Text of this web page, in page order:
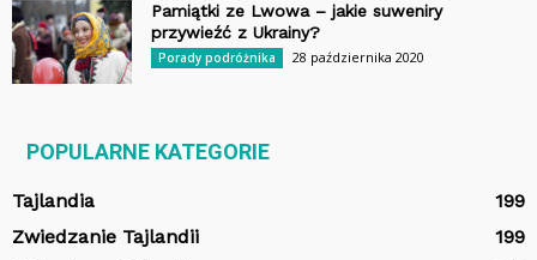
Pamiątki ze Lwowa – jakie suweniry
przywieźć z Ukrainy?
Porady podróżnika 28 października 2020
POPULARNE KATEGORIE
Tajlandia
199
Zwiedzanie Tajlandii
199